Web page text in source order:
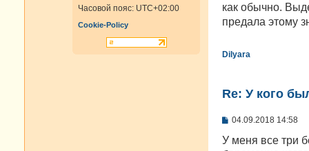
Часовой пояс: UTC+02:00
Cookie-Policy
щ
е
н
как обычно.
предала этому
Dilyara
Re: У кого
С
о
04.09.2018 14:58
У меня все три